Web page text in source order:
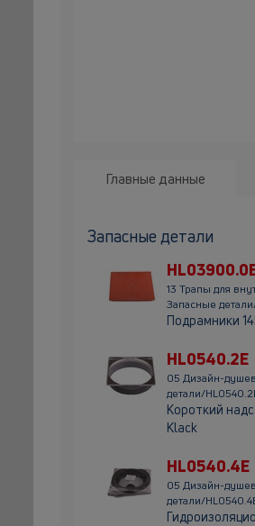
Главные данные
Запасные детали
13 Трапы для
Запасные
Подрамники
HL0540.2E
05 Дизайн-
детали/
Короткий
Klack
HL0540.4E
05 Дизайн-
детали/